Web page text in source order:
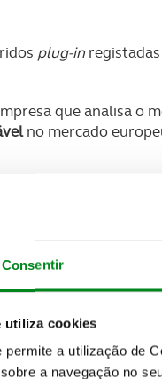
Consentir
utiliza cookies
permite a utilização de
a navegação no
plug-inregistadas
que analisa o
no mercado